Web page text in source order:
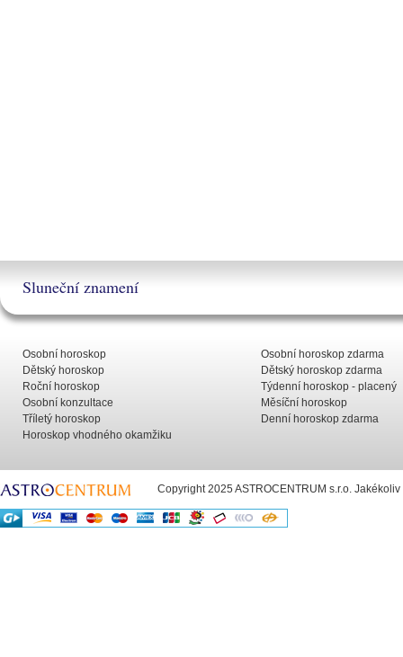
Sluneční znamení
Osobní horoskop
Dětský horoskop
Roční horoskop
Osobní konzultace
Tříletý horoskop
Horoskop vhodného okamžiku
Osobní horoskop zdarma
Dětský horoskop zdarma
Týdenní horoskop - placený
Měsíční horoskop
Denní horoskop zdarma
Copyright 2025 ASTROCENTRUM s.r.o.